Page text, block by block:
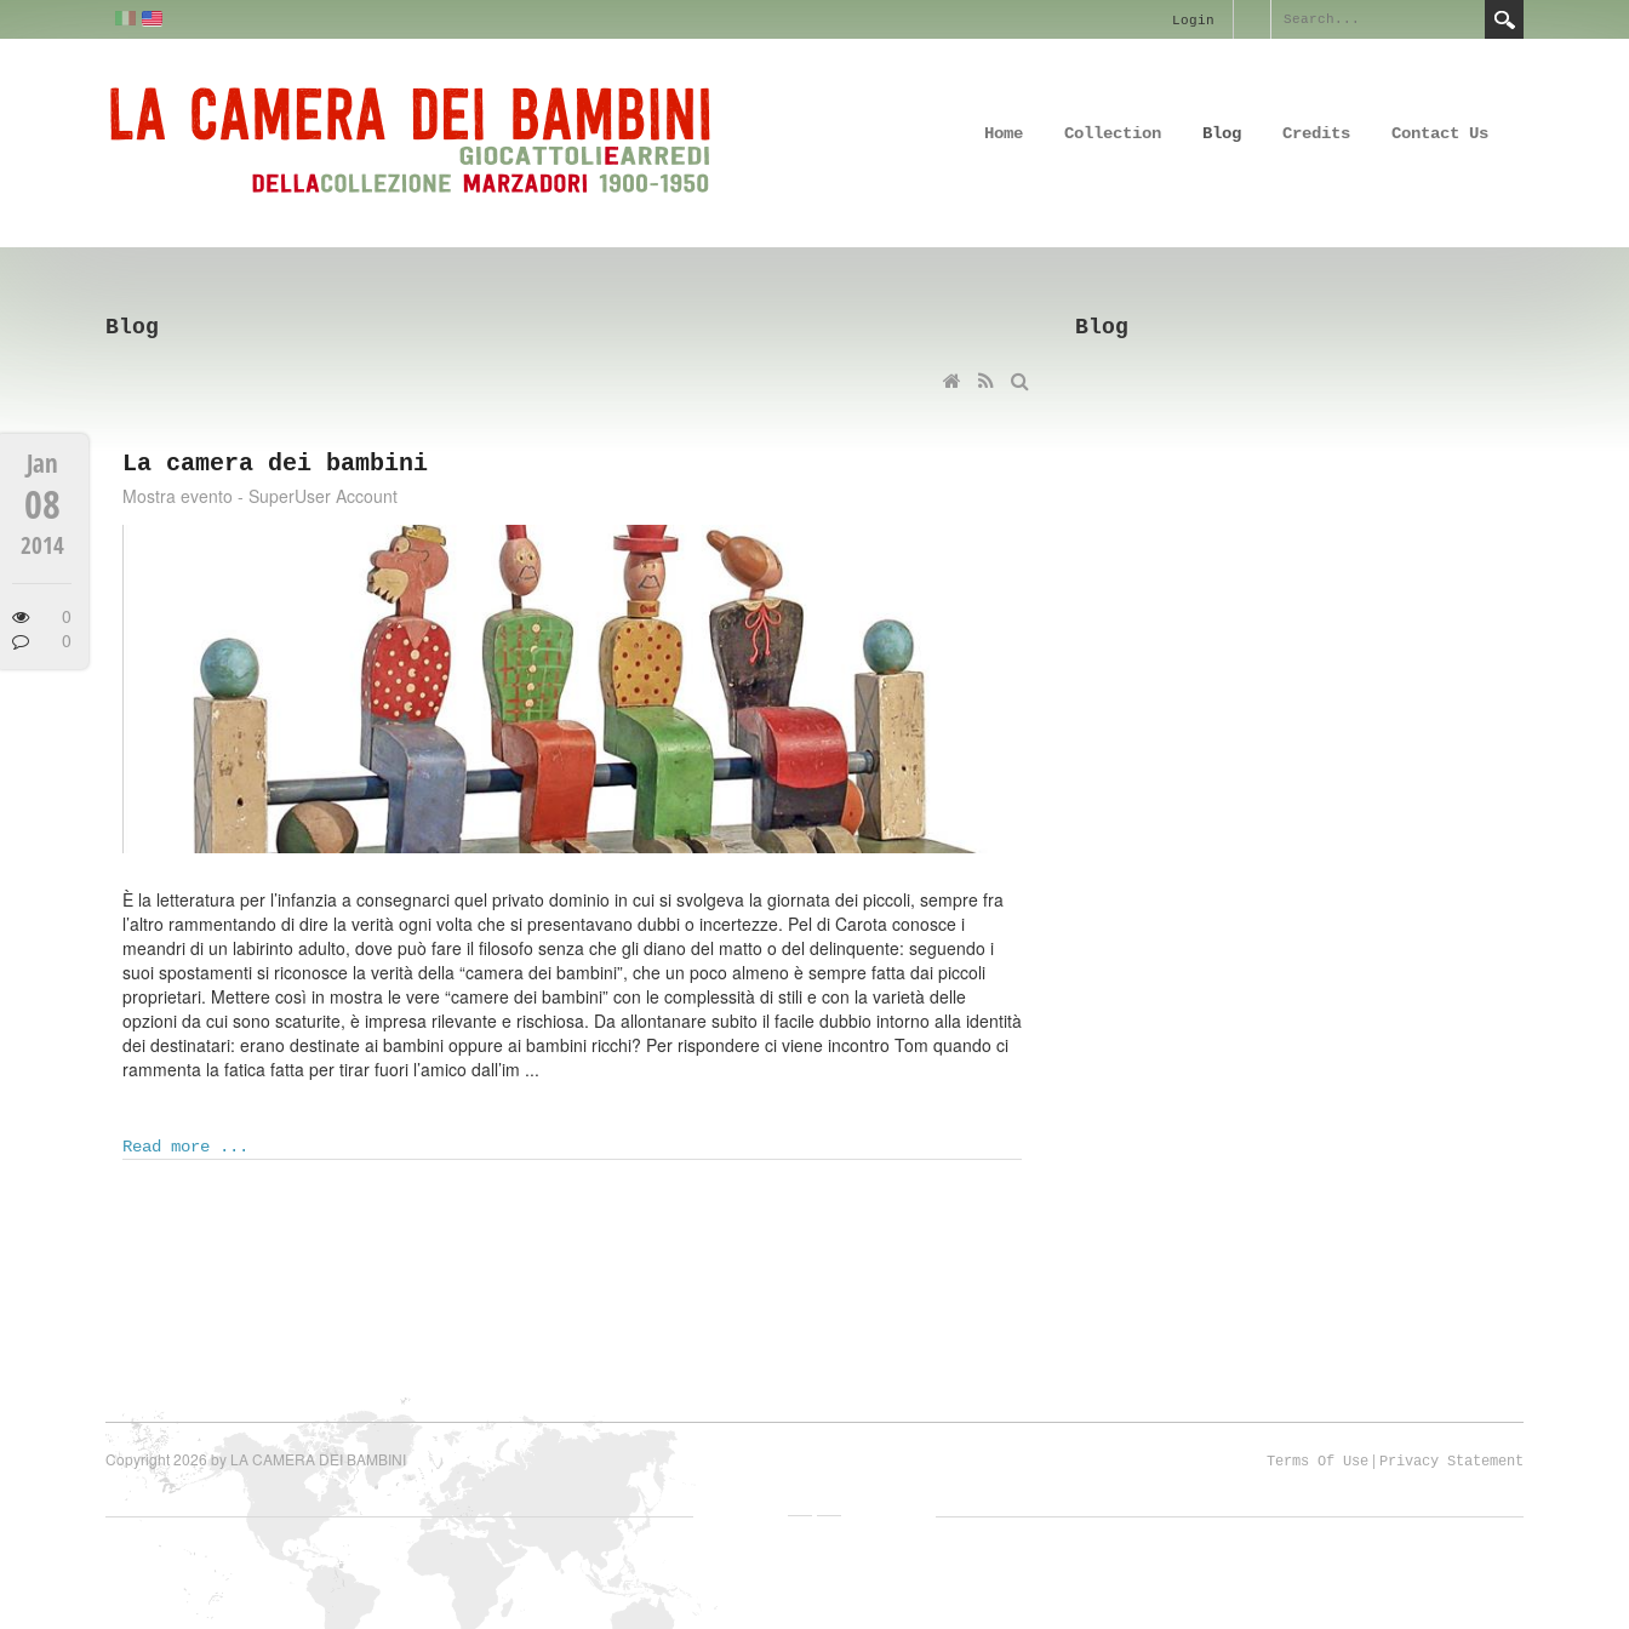
Login
Home Collection Blog Credits Contact Us
Blog
La camera dei bambini
Mostra evento - SuperUser Account
Jan
08
2014
0
0
È la letteratura per l’infanzia a consegnarci quel privato dominio in cui si svolgeva la giornata dei piccoli, sempre fra
l’altro rammentando di dire la verità ogni volta che si presentavano dubbi o incertezze. Pel di Carota conosce i
meandri di un labirinto adulto, dove può fare il filosofo senza che gli diano del matto o del delinquente: seguendo i
suoi spostamenti si riconosce la verità della “camera dei bambini”, che un poco almeno è sempre fatta dai piccoli
proprietari. Mettere così in mostra le vere “camere dei bambini” con le complessità di stili e con la varietà delle
opzioni da cui sono scaturite, è impresa rilevante e rischiosa. Da allontanare subito il facile dubbio intorno alla identità
dei destinatari: erano destinate ai bambini oppure ai bambini ricchi? Per rispondere ci viene incontro Tom quando ci
rammenta la fatica fatta per tirar fuori l’amico dall’im ...
Read more ...
Blog
Terms Of Use | Privacy Statement
Copyright 2026 by LA CAMERA DEI BAMBINI